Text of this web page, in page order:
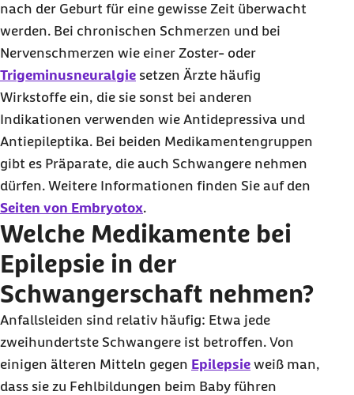
nach der Geburt für eine gewisse Zeit überwacht
werden. Bei chronischen Schmerzen und bei
Nervenschmerzen wie einer Zoster- oder
Trigeminusneuralgie setzen Ärzte häufig
Wirkstoffe ein, die sie sonst bei anderen
Indikationen verwenden wie Antidepressiva und
Antiepileptika. Bei beiden Medikamentengruppen
gibt es Präparate, die auch Schwangere nehmen
dürfen. Weitere Informationen finden Sie auf den
Seiten von Embryotox.
Welche Medikamente bei
Epilepsie in der
Schwangerschaft nehmen?
Anfallsleiden sind relativ häufig: Etwa jede
zweihundertste Schwangere ist betroffen. Von
einigen älteren Mitteln gegen Epilepsie weiß man,
dass sie zu Fehlbildungen beim Baby führen